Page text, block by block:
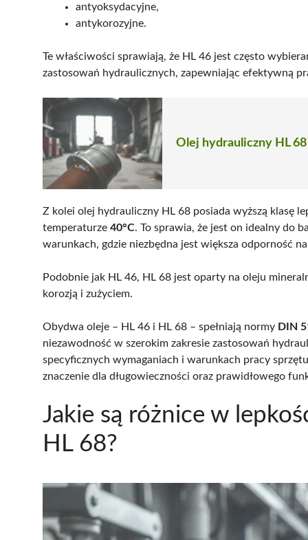
antyoksydacyjne,
antykorozyjne.
Te właściwości sprawiają, że HL 46 jest często
zastosowań hydraulicznych, zapewniając efektywną
Olej hydrauliczny HL
Z kolei olej hydrauliczny HL 68 posiada wyższą klasę
temperaturze 40°C. To sprawia, że jest on idealny do
warunkach, gdzie niezbędna jest większa odporność
Podobnie jak HL 46, HL 68 jest oparty na oleju
korozją i zużyciem.
Obydwa oleje – HL 46 i HL 68 – spełniają normy DIN
niezawodność w szerokim zakresie zastosowań
specyficznych wymaganiach i warunkach pracy
znaczenie dla długowieczności oraz prawidłowego
Jakie są różnice w
HL 68?